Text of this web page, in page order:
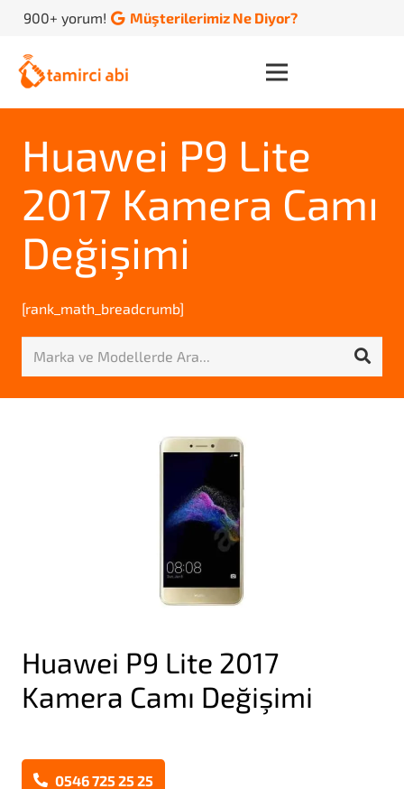
900+ yorum! Müşterilerimiz Ne Diyor?
Huawei P9 Lite
2017 Kamera Camı
Değişimi
[rank_math_breadcrumb]
Huawei P9 Lite 2017
Kamera Camı Değişimi
0546 725 25 25